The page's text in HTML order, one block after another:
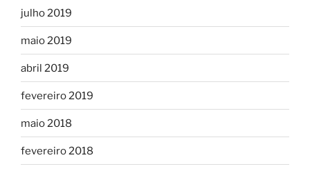
julho 2019
maio 2019
abril 2019
fevereiro 2019
maio 2018
fevereiro 2018